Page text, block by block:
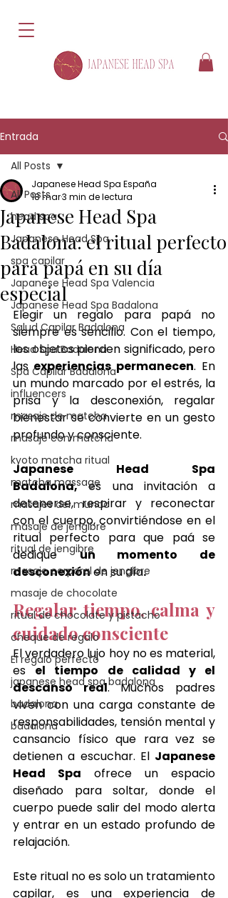
Entrada
All Posts
head spa
Japanese Head Spa
spa capilar
Japanese Head Spa Valencia
Japanese Head Spa Badalona
Salud Capilar Badalona
Head Spa Badalona
Spa Capilar Badalona
influencers
masaje de matcha
masaje con matcha
kyoto matcha ritual
matcha massage
masajes del mundo
masaje de jengibre
ritual de jengibre
masaje corporal de jengibre
masaje de chocolate
ritual de chocolate y pistacho
cheque de regalo
El regalo perfecto
japanese head spa badalona
badalona
badalona
All Posts
Japanese Head Spa
Badalona: el ritual perfecto
para papá en su día
especial
Japanese Head Spa España
18 mar3 min de lectura
Elegir un regalo para papá no
siempre es sencillo. Con el tiempo,
los objetos pierden significado, pero
las experiencias permanecen. En
un mundo marcado por el estrés, la
prisa y la desconexión, regalar
bienestar se convierte en un gesto
profundo y consciente.
Japanese Head Spa
Badalona, es una invitación a
detenerse, respirar y reconectar
con el cuerpo, convirtiéndose en el
ritual perfecto para que paá se
dedique un momento de
desconexión en su día.
Regalar tiempo, calma y
cuidado consciente
El verdadero lujo hoy no es material,
es el tiempo de calidad y el
descanso real. Muchos padres
viven con una carga constante de
responsabilidades, tensión mental y
cansancio físico que rara vez se
detienen a escuchar. El Japanese
Head Spa ofrece un espacio
diseñado para soltar, donde el
cuerpo puede salir del modo alerta
y entrar en un estado profundo de
relajación.
Este ritual no es solo un tratamiento
capilar, es una experiencia de